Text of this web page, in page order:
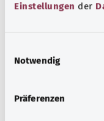
Einstellungen der
Notwendig
Präferenzen
„Psyche“ ist das
Gefühle und das